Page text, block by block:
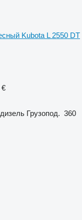
Kubota L 2550 DT
€
дизель Грузопод. 360